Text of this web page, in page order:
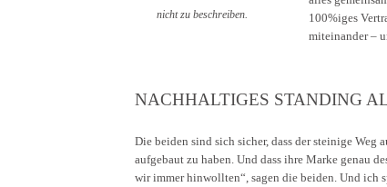
nicht zu beschreiben.
100%iges
miteinander –
NACHHALTIGES STANDING
Die beiden sind sich sicher, dass der steinige Weg
aufgebaut zu haben. Und dass ihre Marke genau
wir immer hinwollten“, sagen die beiden. Und ich